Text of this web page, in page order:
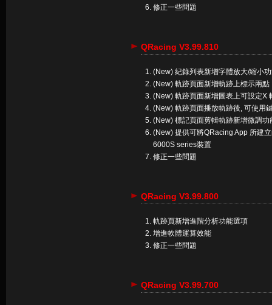
修正一些問題
QRacing V3.99.810
(New) 紀錄列表新增字體放大/縮小
(New) 軌跡頁面新增軌跡上標示兩
(New) 軌跡頁面新增圖表上可設定X
(New) 軌跡頁面播放軌跡後, 可使用
(New) 標記頁面剪輯軌跡新增微調功
(New) 提供可將QRacing App 所建
6000S series裝置
修正一些問題
QRacing V3.99.800
軌跡頁新增進階分析功能選項
增進軟體運算效能
修正一些問題
QRacing V3.99.700